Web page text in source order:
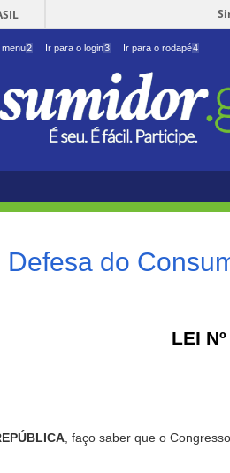
menu2 Ir para o login3 Ir para o rodapé4
do
LEI
, faço saber que o